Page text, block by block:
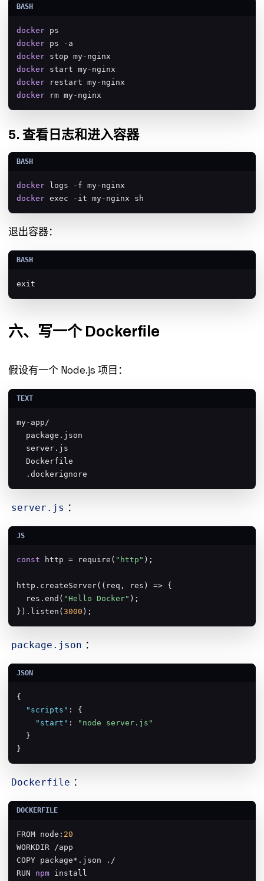
docker
docker
docker
docker
docker
docker rm my-nginx
5. 查看日志和进入容器
docker
docker exec -it my-nginx sh
退出容器：
exit
六、写一个 Dockerfile
假设有一个 Node.js 项目：
my-app/
  package.json
  server.js
  Dockerfile
  .dockerignore
server.js ：
const http = require( "http" );
http.createServer((req, res) => {
  res.end(
"Hello Docker" );
}).listen( 3000 );
package.json ：
{
"scripts" : {
"start" :
"node server.js"
  }
}
Dockerfile ：
FROM node: 20
WORKDIR /app
COPY package*.json ./
RUN npm install